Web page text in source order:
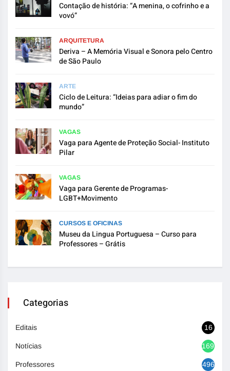
Contação de história: “A menina, o cofrinho e a
vovó”
ARQUITETURA
Deriva – A Memória Visual e Sonora pelo Centro
de São Paulo
ARTE
Ciclo de Leitura: “Ideias para adiar o fim do
mundo”
VAGAS
Vaga para Agente de Proteção Social- Instituto
Pilar
VAGAS
Vaga para Gerente de Programas-
LGBT+Movimento
CURSOS E OFICINAS
Museu da Lingua Portuguesa – Curso para
Professores – Grátis
Categorias
Editais 16
Notícias 1692
Professores 496